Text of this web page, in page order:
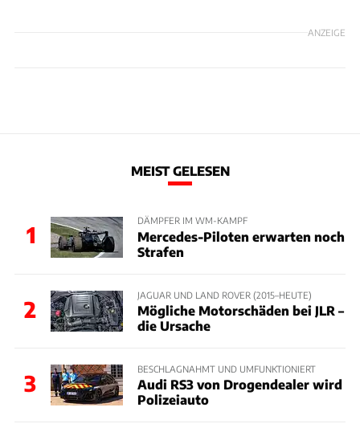
ANZEIGE
MEIST GELESEN
1
DÄMPFER IM WM-KAMPF
Mercedes-Piloten erwarten noch
Strafen
2
JAGUAR UND LAND ROVER (2015–HEUTE)
Mögliche Motorschäden bei JLR –
die Ursache
3
BESCHLAGNAHMT UND UMFUNKTIONIERT
Audi RS3 von Drogendealer wird
Polizeiauto